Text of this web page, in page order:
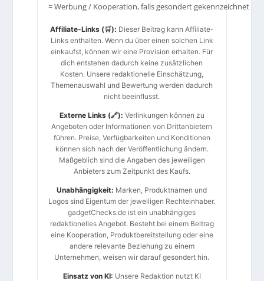
= Werbung / Kooperation, falls gesondert gekennzeichnet
Affiliate-Links (🛒): Dieser Beitrag kann Affiliate-
Links enthalten. Wenn du über einen solchen Link
einkaufst, können wir eine Provision erhalten. Für
dich entstehen dadurch keine zusätzlichen
Kosten. Unsere redaktionelle Einschätzung,
Themenauswahl und Bewertung werden dadurch
nicht beeinflusst.
Externe Links (🔗): Verlinkungen können zu
Angeboten oder Informationen von Drittanbietern
führen. Preise, Verfügbarkeiten und Konditionen
können sich nach der Veröffentlichung ändern.
Maßgeblich sind die Angaben des jeweiligen
Anbieters zum Zeitpunkt des Kaufs.
Unabhängigkeit: Marken, Produktnamen und
Logos sind Eigentum der jeweiligen Rechteinhaber.
gadgetChecks.de ist ein unabhängiges
redaktionelles Angebot. Besteht bei einem Beitrag
eine Kooperation, Produktbereitstellung oder eine
andere relevante Beziehung zu einem
Unternehmen, weisen wir darauf gesondert hin.
Einsatz von KI: Unsere Redaktion nutzt KI